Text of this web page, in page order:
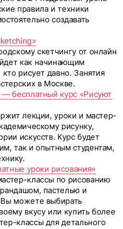
правила и техники
создавать
скетчингу от онлайн
как начинающим
рисует давно. Занятия
в Москве.
бесплатный курс «Рисуют
лекции, уроки и мастер-
рисунку,
искусств. Курс будет
так и опытным студентам,
уроки рисования»
классы по рисованию
пастелью и
можете выбирать
вкусу или купить более
классы для детального